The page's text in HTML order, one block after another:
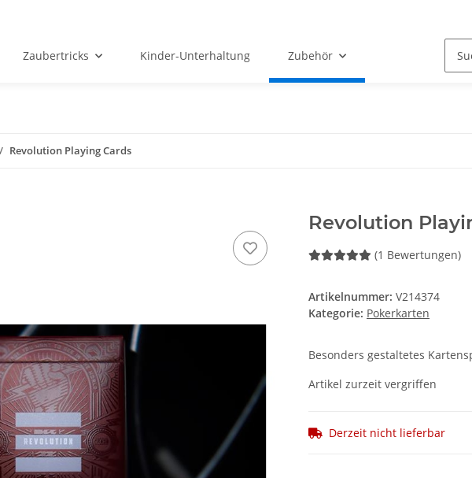
Zaubertricks Kinder-Unterhaltung Zubehör
Revolution Playing Cards
Revolution
(1 Bewertungen)
Artikelnummer: V214374
Kategorie: Pokerkarten
Besonders gestaltetes
Artikel zurzeit vergriffen
Derzeit nicht lieferbar